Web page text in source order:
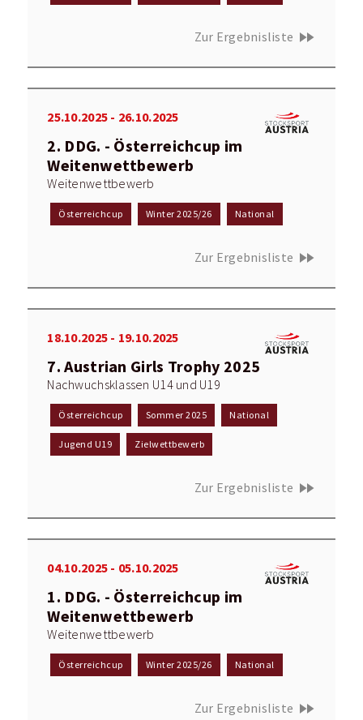
Zur Ergebnisliste fast_forward
25.10.2025 - 26.10.2025
2. DDG. - Österreichcup im
Weitenwettbewerb
Weitenwettbewerb
Österreichcup Winter 2025/26 National
Zur Ergebnisliste fast_forward
18.10.2025 - 19.10.2025
7. Austrian Girls Trophy 2025
Nachwuchsklassen U14 und U19
Österreichcup Sommer 2025 National
Jugend U19 Zielwettbewerb
Zur Ergebnisliste fast_forward
04.10.2025 - 05.10.2025
1. DDG. - Österreichcup im
Weitenwettbewerb
Weitenwettbewerb
Österreichcup Winter 2025/26 National
Zur Ergebnisliste fast_forward